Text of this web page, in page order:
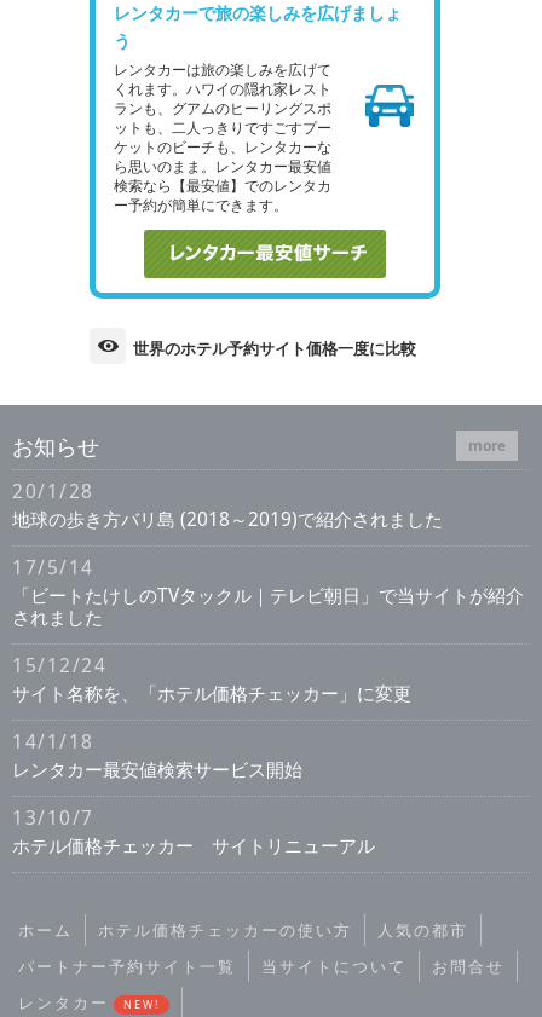
レンタカーで旅の楽しみを広げましょ
う
レンタカーは旅の楽しみを広げて
くれます。ハワイの隠れ家レスト
ランも、グアムのヒーリングスポ
ットも、二人っきりですごすプー
ケットのビーチも、レンタカーな
ら思いのまま。レンタカー最安値
検索なら【最安値】でのレンタカ
ー予約が簡単にできます。
世界のホテル予約サイト価格一度に比較
お知らせ more
20/1/28
地球の歩き方バリ島 (2018～2019)で紹介されました
17/5/14
「ビートたけしのTVタックル｜テレビ朝日」で当サイトが紹介
されました
15/12/24
サイト名称を、「ホテル価格チェッカー」に変更
14/1/18
レンタカー最安値検索サービス開始
13/10/7
ホテル価格チェッカー サイトリニューアル
ホーム ホテル価格チェッカーの使い方
人気の都市
パートナー予約サイト一覧
当サイトについて
お問合せ
レンタカー
NEW!